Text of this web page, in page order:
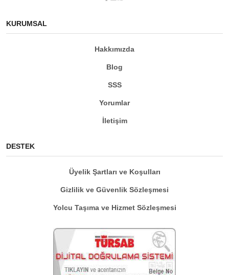
KURUMSAL
Hakkımızda
Blog
SSS
Yorumlar
İletişim
DESTEK
Üyelik Şartları ve Koşulları
Gizlilik ve Güvenlik Sözleşmesi
Yolcu Taşıma ve Hizmet Sözleşmesi